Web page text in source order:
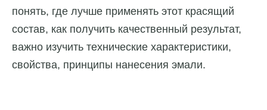
понять, где лучше применять этот красящий
состав, как получить качественный результат,
важно изучить технические характеристики,
свойства, принципы нанесения эмали.